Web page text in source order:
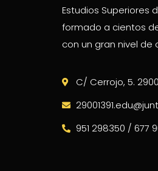
Estudios Superiores
formado a cientos
con un gran nivel de
C/ Cerrojo, 5.
951 298350 / 677